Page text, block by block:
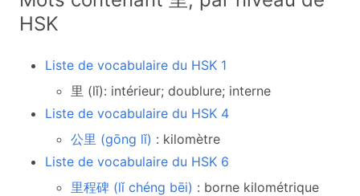
HSK
Liste de vocabulaire du HSK 1
里 (lǐ): intérieur; doublure; interne
Liste de vocabulaire du HSK 4
公里 (gōng lǐ) : kilomètre
Liste de vocabulaire du HSK 6
里程碑 (lǐ chéng bēi) : borne kilométrique